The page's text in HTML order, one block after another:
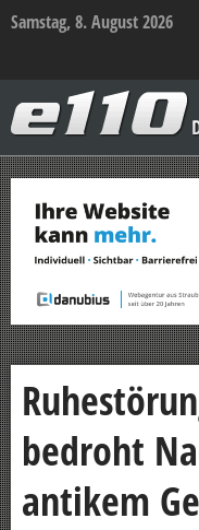
Samstag, 8. August 2026
–
Das
Sicherheitsportal
Zum
Inhalt
springen
bedroht
antikem